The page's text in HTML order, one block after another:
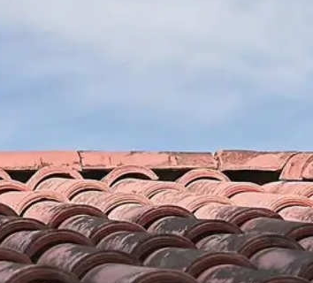
Couvreur Brun renovation
réparations de tuiles
Prévoyez-vous de faire des réparations à vos tuiles